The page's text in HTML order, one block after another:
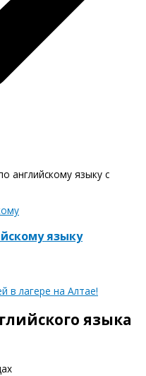
английскому языку с
языку
в лагере на Алтае!
языка